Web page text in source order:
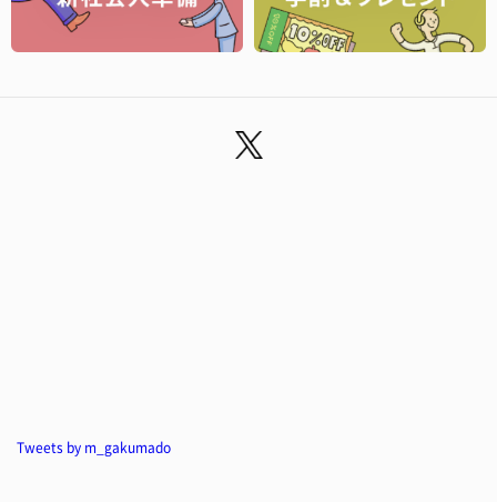
Tweets by m_gakumado